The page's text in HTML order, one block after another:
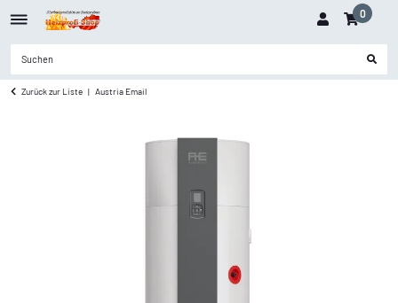
0
Zurück zur Liste Austria Email